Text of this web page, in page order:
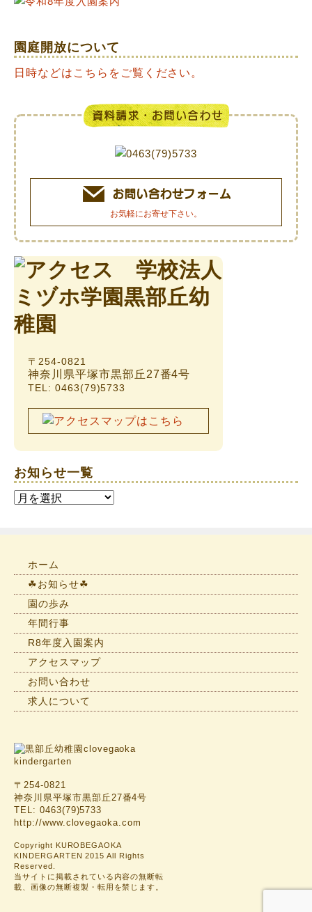
園庭開放について
日時などはこちらをご覧ください。
お気軽にお寄せ下さい。
〒254-0821
神奈川県平塚市黒部丘27番4号
TEL: 0463(79)5733
お知らせ一覧
お
ホーム
☘お知らせ☘
園の歩み
年間行事
R8年度入園案内
アクセスマップ
お問い合わせ
求人について
〒254-0821
神奈川県平塚市黒部丘27番4号
TEL: 0463(79)5733
http://www.clovegaoka.com
Copyright KUROBEGAOKA
KINDERGARTEN 2015 All Rights
Reserved.
当サイトに掲載されている内容の無断転
載、画像の無断複製・転用を禁じます。